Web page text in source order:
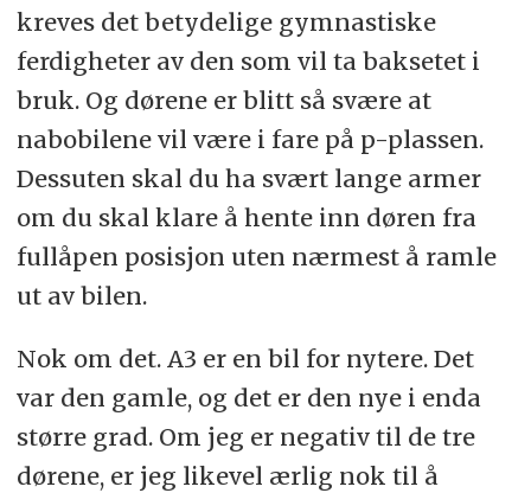
kreves det betydelige gymnastiske
ferdigheter av den som vil ta baksetet i
bruk. Og dørene er blitt så svære at
nabobilene vil være i fare på p-plassen.
Dessuten skal du ha svært lange armer
om du skal klare å hente inn døren fra
fullåpen posisjon uten nærmest å ramle
ut av bilen.
Nok om det. A3 er en bil for nytere. Det
var den gamle, og det er den nye i enda
større grad. Om jeg er negativ til de tre
dørene, er jeg likevel ærlig nok til å